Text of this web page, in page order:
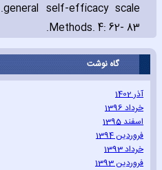
general self-efficacy scale.
Methods. 4: 62- 83.
گاه نوشت
آذر 1402
خرداد 1396
اسفند 1395
فروردین 1394
خرداد 1393
فروردین 1393